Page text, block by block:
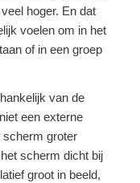
hoger. En dat
voelen om in het
of in een groep
van de
een externe
scherm groter
scherm dicht bij
groot in beeld,